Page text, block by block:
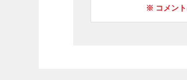
※ コメント